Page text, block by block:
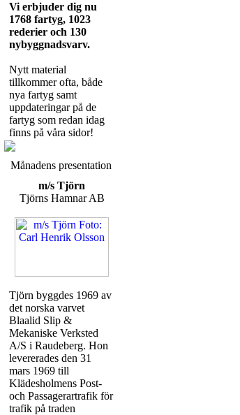
Vi erbjuder dig nu
1768 fartyg, 1023
rederier och 130
nybyggnadsvarv.
Nytt material
tillkommer ofta, både
nya fartyg samt
uppdateringar på de
fartyg som redan idag
finns på våra sidor!
Månadens presentation
m/s Tjörn
Tjörns Hamnar AB
Tjörn byggdes 1969 av
det norska varvet
Blaalid Slip &
Mekaniske Verksted
A/S i Raudeberg. Hon
levererades den 31
mars 1969 till
Klädesholmens Post-
och Passagerartrafik för
trafik på traden